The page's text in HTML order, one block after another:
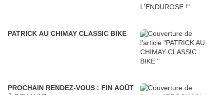
PATRICK AU CHIMAY CLASSIC BIKE
PROCHAIN RENDEZ-VOUS : FIN AOÛT